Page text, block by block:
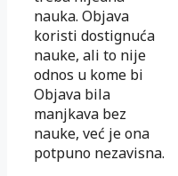
nauka. Objava
koristi dostignuća
nauke, ali to nije
odnos u kome bi
Ob­java bila
manjkava bez
nauke, već je ona
potpuno nezavisna.